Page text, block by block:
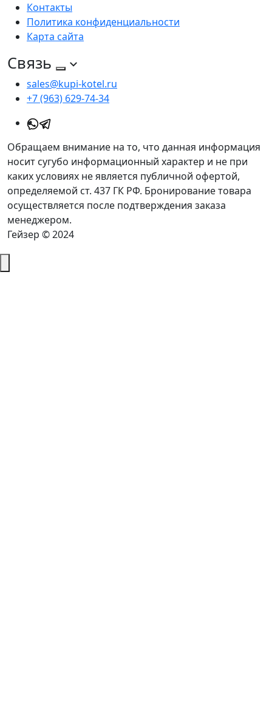
Контакты
Политика конфиденциальности
Карта сайта
Связь
sales@kupi-kotel.ru
+7 (963) 629-74-34
Обращаем внимание на то, что данная информация
носит сугубо информационный характер и не при
каких условиях не является публичной офертой,
определяемой ст. 437 ГК РФ. Бронирование товара
осуществляется после подтверждения заказа
менеджером.
Гейзер © 2024